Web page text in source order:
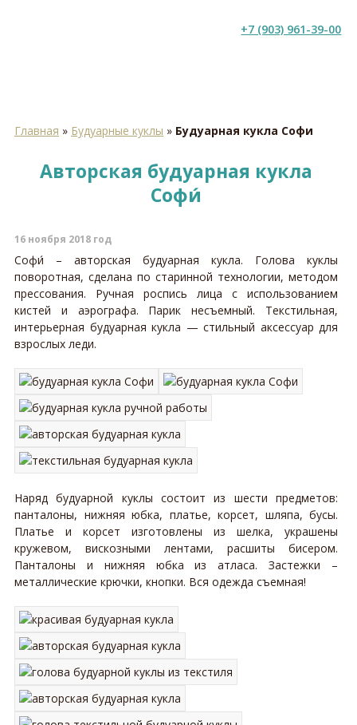
+7 (903) 961-39-00
Главная » Будуарные куклы » Будуарная кукла Софи
Авторская будуарная кукла
Софи́
16 ноября 2018 год
Софи́ – авторская будуарная кукла. Голова куклы
поворотная, сделана по старинной технологии, методом
прессования. Ручная роспись лица с использованием
кистей и аэрографа. Парик несъемный. Текстильная,
интерьерная будуарная кукла — стильный аксессуар для
взрослых леди.
Наряд будуарной куклы состоит из шести предметов:
панталоны, нижняя юбка, платье, корсет, шляпа, бусы.
Платье и корсет изготовлены из шелка, украшены
кружевом, вискозными лентами, расшиты бисером.
Панталоны и нижняя юбка из атласа. Застежки –
металлические крючки, кнопки. Вся одежда съемная!